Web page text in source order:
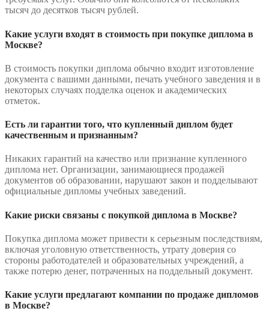
тысяч до десятков тысяч рублей.
Какие услуги входят в стоимость при покупке диплома в
Москве?
В стоимость покупки диплома обычно входит изготовление
документа с вашими данными, печать учебного заведения и в
некоторых случаях подделка оценок и академических
отметок.
Есть ли гарантии того, что купленный диплом будет
качественным и признанным?
Никаких гарантий на качество или признание купленного
диплома нет. Организации, занимающиеся продажей
документов об образовании, нарушают закон и подделывают
официальные дипломы учебных заведений.
Какие риски связаны с покупкой диплома в Москве?
Покупка диплома может привести к серьезным последствиям,
включая уголовную ответственность, утрату доверия со
стороны работодателей и образовательных учреждений, а
также потерю денег, потраченных на поддельный документ.
Какие услуги предлагают компании по продаже дипломов
в Москве?